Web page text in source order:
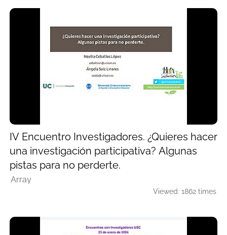
IV Encuentro Investigadores. ¿Quieres hacer
una investigación participativa? Algunas
pistas para no perderte.
Array
Viewed: 1862 times